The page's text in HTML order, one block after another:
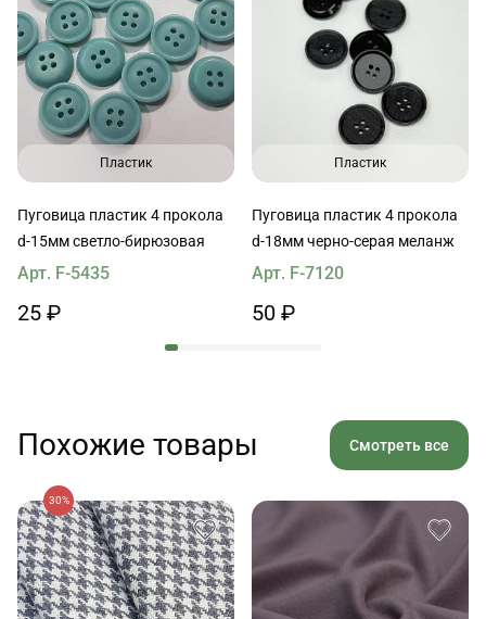
Пластик
Пуговица пластик 4 прокола
d-15мм светло-бирюзовая
Арт. F-5435
25 ₽
Пластик
Пуговица пластик 4 прокола
d-18мм черно-серая меланж
Арт. F-7120
50 ₽
Похожие товары Смотреть все
30%